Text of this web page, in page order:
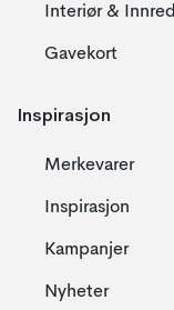
Interiør &
Gavekort
Inspirasjon
Merkevarer
Inspirasjon
Kampanjer
Nyheter